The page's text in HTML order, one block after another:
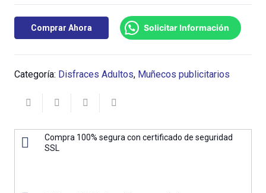
Comprar Ahora Solicitar Información
Categoría: Disfraces Adultos, Muñecos publicitarios
Compra 100% segura con certificado de seguridad
SSL